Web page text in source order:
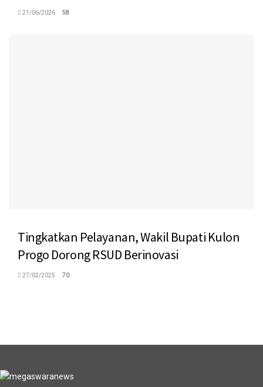
21/06/2026 58
Tingkatkan Pelayanan, Wakil Bupati Kulon
Progo Dorong RSUD Berinovasi
27/02/2025 70